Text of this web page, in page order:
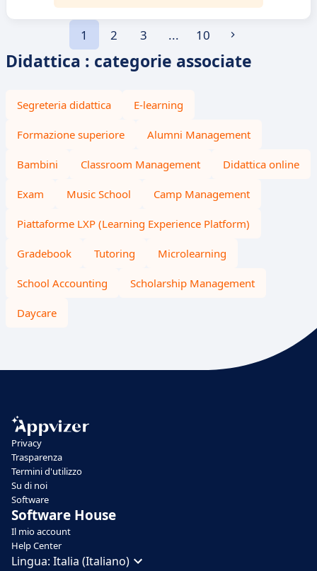
1 2 3 ... 10
Didattica : categorie associate
Segreteria didattica E-learning
Formazione superiore Alumni Management
Bambini Classroom Management Didattica online
Exam Music School Camp Management
Piattaforme LXP (Learning Experience Platform)
Gradebook Tutoring Microlearning
School Accounting Scholarship Management
Daycare
Privacy
Trasparenza
Termini d'utilizzo
Su di noi
Software
Software House
Il mio account
Help Center
Lingua: Italia (Italiano)